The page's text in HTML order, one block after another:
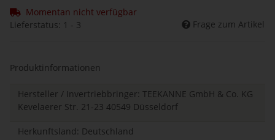
Momentan nicht verfügbar
Lieferstatus: 1 - 3
Frage zum Artikel
Produktinformationen
Hersteller / Invertriebbringer: TEEKANNE GmbH & Co. KG
Kevelaerer Str. 21-23 40549 Düsseldorf
Herkunftsland: Deutschland